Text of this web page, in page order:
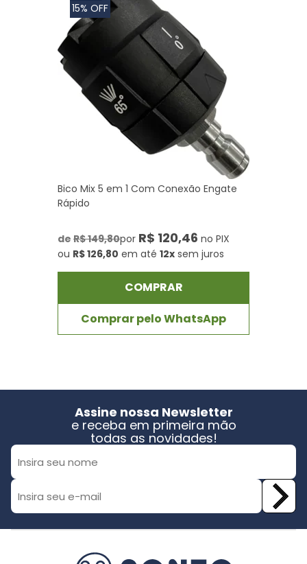
15% OFF
Bico Mix 5 em 1 Com Conexão Engate
Rápido
de R$ 149,80por R$ 120,46 no PIX
ou R$ 126,80 em até 12x sem juros
COMPRAR
Comprar pelo WhatsApp
Assine nossa Newsletter
e receba em primeira mão
todas as novidades!